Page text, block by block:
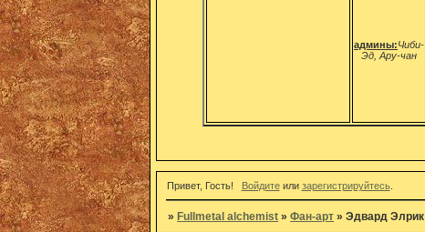
админы:Чиби-
Эд, Ару-чан
Привет, Гость! Войдитеили зарегистрируйтесь.
» Fullmetal alchemist »Фан-арт »Эдвард Элрик